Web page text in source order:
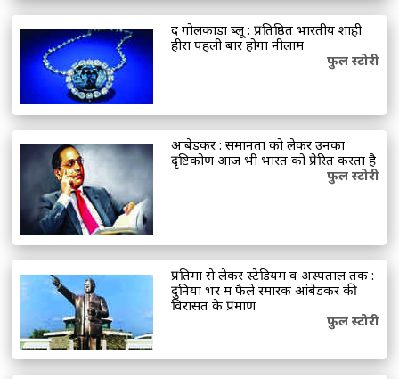
द गोलकोंडा ब्लू : प्रतिष्ठित भारतीय शाही
हीरा पहली बार होगा नीलाम
फुल स्टोरी
आंबेडकर : समानता को लेकर उनका
दृष्टिकोण आज भी भारत को प्रेरित करता है
फुल स्टोरी
प्रतिमा से लेकर स्टेडियम व अस्पताल तक :
दुनिया भर में फैले स्मारक आंबेडकर की
विरासत के प्रमाण
फुल स्टोरी